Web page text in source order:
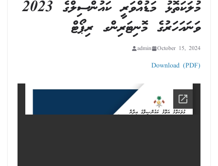
މުލަކަތޮޅު މަޑުއްވަރީ ކައުންސިލްގެ 2023
ވަނައަހަރުގެ މޮނިޓަރިންގ ރިޕޯޓް
October 15, 2024
admin
Download (PDF)